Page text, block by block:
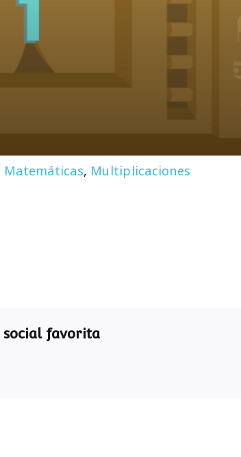
Matemáticas, Multiplicaciones
social favorita